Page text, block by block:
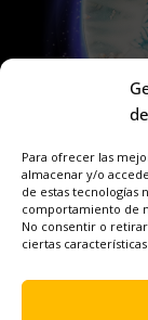
Para ofrecer las
almacenar y/o
de estas tecnologías
comportamiento de
No consentir o
ciertas